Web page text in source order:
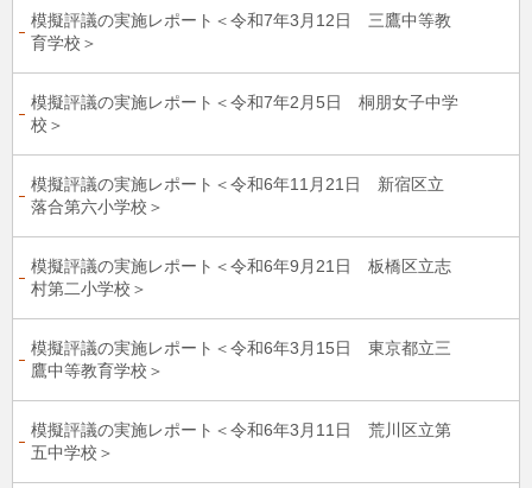
模擬評議の実施レポート＜令和7年3月12日 三鷹中等教
育学校＞
模擬評議の実施レポート＜令和7年2月5日 桐朋女子中学
校＞
模擬評議の実施レポート＜令和6年11月21日 新宿区立
落合第六小学校＞
模擬評議の実施レポート＜令和6年9月21日 板橋区立志
村第二小学校＞
模擬評議の実施レポート＜令和6年3月15日 東京都立三
鷹中等教育学校＞
模擬評議の実施レポート＜令和6年3月11日 荒川区立第
五中学校＞